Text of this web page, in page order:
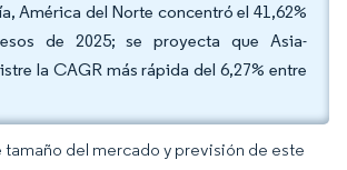
América del Norte concentró el 41,62%
de 2025; se proyecta que Asia-
la CAGR más rápida del 6,27% entre
tamaño del mercado y previsión de este